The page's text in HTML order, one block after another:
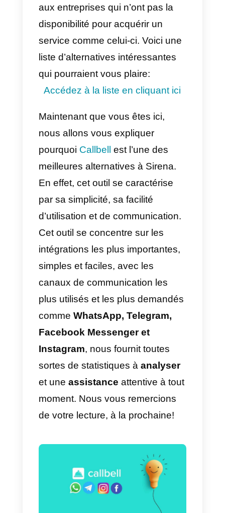
importantes ne se trouvent que
dans le plan Pro et que certaines
intégrations sont très difficiles à
configurer ainsi que peu de
modèles de communication.
Enfin, il y a un
coût variable qui
est ajoutéau coût de la licence
pour le volume de messages
envoyés et reçus et les modèles
WhatsApp envoyés, très différent
de Callbell oùle coût est
toujours fixe!
Dois-je acquérir Sirena
Nous ne pouvons pas vous dire
s’il faut ou non acquérir